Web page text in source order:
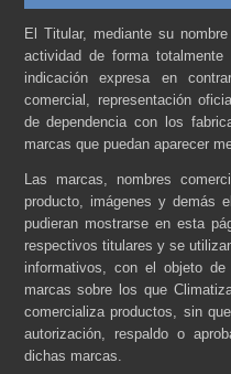
El Titular, mediante su
actividad de forma
indicación expresa en
comercial, representación
de dependencia con los
marcas que puedan aparecer
Las marcas, nombres
producto, imágenes y demás
pudieran mostrarse en esta
respectivos titulares y se
informativos, con el objeto
marcas sobre los que
comercializa productos, sin
autorización, respaldo o
dichas marcas.